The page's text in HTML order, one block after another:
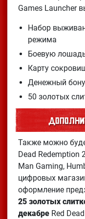
Games Launcher
Набор
режима
Боевую
Карту
Денежный
50 золотых
Также можно
Dead Redemption
Man Gaming,
цифровых
оформление
25 золотых
декабреRed